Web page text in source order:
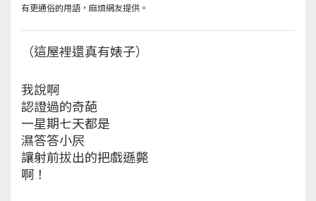
有更通俗的用語，麻煩網友提供。
（這屋裡還真有婊子）
我說啊
認證過的奇葩
一星期七天都是
濕答答小屄
讓射前拔出的把戲遜斃
啊！